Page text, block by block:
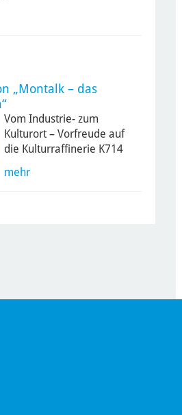
„Montalk – das
Vom Industrie- zum
Kulturort – Vorfreude auf
die Kulturraffinerie K714
mehr